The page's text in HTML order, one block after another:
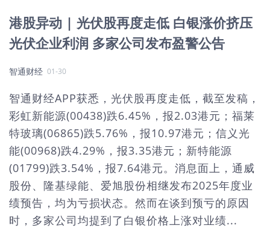
港股异动 | 光伏股再度走低 白银涨价挤压
光伏企业利润 多家公司发布盈警公告
智通财经 01-30
智通财经APP获悉，光伏股再度走低，截至发稿，
彩虹新能源(00438)跌6.45%，报2.03港元；福莱
特玻璃(06865)跌5.76%，报10.97港元；信义光
能(00968)跌4.29%，报3.35港元；新特能源
(01799)跌3.54%，报7.64港元。消息面上，通威
股份、隆基绿能、爱旭股份相继发布2025年度业
绩预告，均为亏损状态。然而在谈到预亏的原因
时，多家公司均提到了白银价格上涨对业绩...